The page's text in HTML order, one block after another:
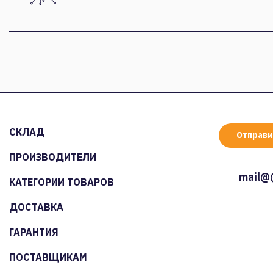
СКЛАД
ПРОИЗВОДИТЕЛИ
КАТЕГОРИИ ТОВАРОВ
ДОСТАВКА
ГАРАНТИЯ
ПОСТАВЩИКАМ